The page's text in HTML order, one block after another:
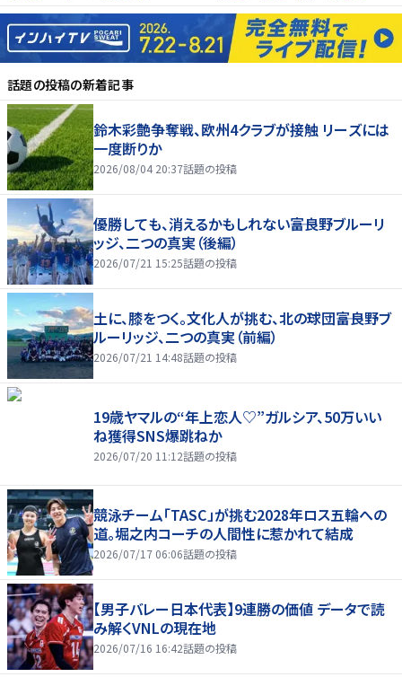
話題の投稿の新着記事
鈴木彩艶争奪戦、欧州4クラブが接触 リーズには
一度断りか
2026/08/04 20:37話題の投稿
優勝しても、消えるかもしれない――富良野ブルーリ
ッジ、二つの真実（後編）
2026/07/21 15:25話題の投稿
土に、膝をつく。文化人が挑む、北の球団――富良野ブ
ルーリッジ、二つの真実（前編）
2026/07/21 14:48話題の投稿
19歳ヤマルの“年上恋人♡”ガルシア、50万いい
ね獲得SNS爆跳ねか
2026/07/20 11:12話題の投稿
競泳チーム「TASC」が挑む2028年ロス五輪への
道。堀之内コーチの人間性に惹かれて結成
2026/07/17 06:06話題の投稿
【男子バレー日本代表】9連勝の価値 データで読
み解くVNLの現在地
2026/07/16 16:42話題の投稿